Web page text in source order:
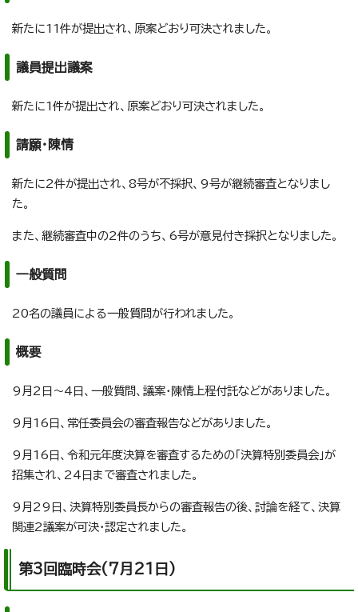
新たに11件が提出され、原案どおり可決されました。
議員提出議案
新たに1件が提出され、原案どおり可決されました。
請願・陳情
新たに2件が提出され、8号が不採択、9号が継続審査となりまし
た。
また、継続審査中の2件のうち、6号が意見付き採択となりました。
一般質問
20名の議員による一般質問が行われました。
概要
9月2日～4日、一般質問、議案・陳情上程付託などがありました。
9月16日、常任委員会の審査報告などがありました。
9月16日、令和元年度決算を審査するための「決算特別委員会」が
招集され、24日まで審査されました。
9月29日、決算特別委員長からの審査報告の後、討論を経て、決算
関連2議案が可決・認定されました。
第3回臨時会(7月21日)